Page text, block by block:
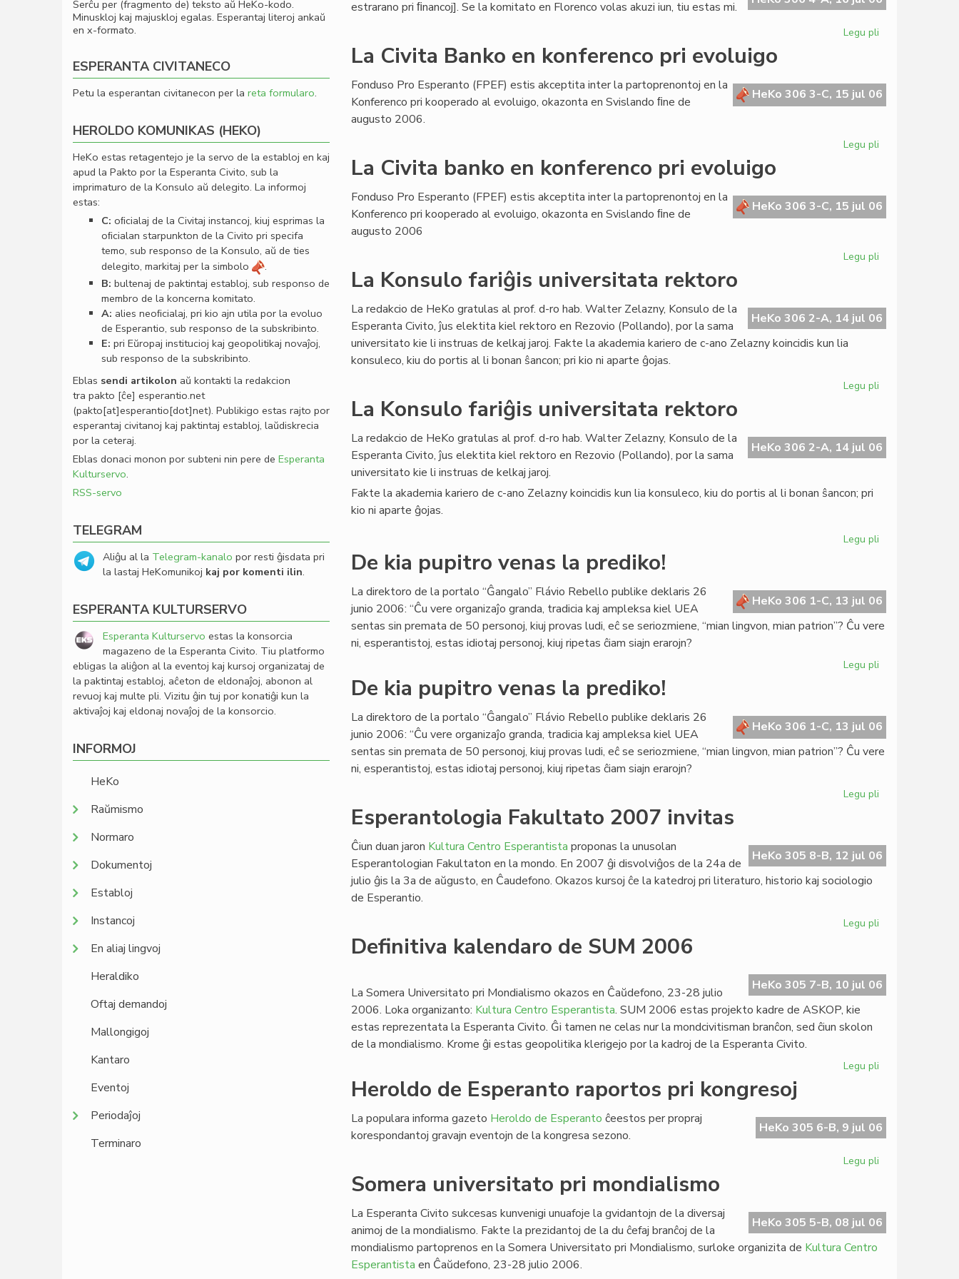
estrarano pri ﬁnancoj]. Se la komitato en Florenco volas akuzi iun, tiu estas mi.
Legu pli
pri
milda
La Civita Banko en konferenco pri evoluigo
HeKo 306 3-C, 15 jul 06
Fonduso Pro Esperanto (FPEF) estis akceptita inter la partoprenontoj en la
Konferenco pri kooperado al evoluigo, okazonta en Svislando ﬁne de
augusto 2006.
Legu pli
en
konferenco
La Civita banko en konferenco pri evoluigo
HeKo 306 3-C, 15 jul 06
Fonduso Pro Esperanto (FPEF) estis akceptita inter la partoprenontoj en la
Konferenco pri kooperado al evoluigo, okazonta en Svislando ﬁne de
augusto 2006
Legu pli
en
konferenco
La Konsulo fariĝis universitata rektoro
HeKo 306 2-A, 14 jul 06
La redakcio de HeKo gratulas al prof. d-ro hab. Walter Zelazny, Konsulo de la
Esperanta Civito, ĵus elektita kiel rektoro en Rezovio (Pollando), por la sama
universitato kie li instruas de kelkaj jaroj. Fakte la akademia kariero de c-ano Zelazny koincidis kun lia
konsuleco, kiu do portis al li bonan ŝancon; pri kio ni aparte ĝojas.
Legu pli
universitata
rektoro
La Konsulo fariĝis universitata rektoro
HeKo 306 2-A, 14 jul 06
La redakcio de HeKo gratulas al prof. d-ro hab. Walter Zelazny, Konsulo de la
Esperanta Civito, ĵus elektita kiel rektoro en Rezovio (Pollando), por la sama
universitato kie li instruas de kelkaj jaroj.
Fakte la akademia kariero de c-ano Zelazny koincidis kun lia konsuleco, kiu do portis al li bonan ŝancon; pri
kio ni aparte ĝojas.
Legu pli
universitata
rektoro
De kia pupitro venas la prediko!
HeKo 306 1-C, 13 jul 06
La direktoro de la portalo “Ĝangalo” Flávio Rebello publike deklaris 26
junio 2006: “Ĉu vere organizaĵo granda, tradicia kaj ampleksa kiel UEA
sentas sin premata de 50 personoj, kiuj provas ludi, eĉ se seriozmiene, “mian lingvon, mian patrion”? Ĉu vere
ni, esperantistoj, estas idiotaj personoj, kiuj ripetas ĉiam siajn erarojn?
Legu pli
venas
la
prediko!
De kia pupitro venas la prediko!
HeKo 306 1-C, 13 jul 06
La direktoro de la portalo “Ĝangalo” Flávio Rebello publike deklaris 26
junio 2006: “Ĉu vere organizaĵo granda, tradicia kaj ampleksa kiel UEA
sentas sin premata de 50 personoj, kiuj provas ludi, eĉ se seriozmiene, “mian lingvon, mian patrion”? Ĉu vere
ni, esperantistoj, estas idiotaj personoj, kiuj ripetas ĉiam siajn erarojn?
Legu pli
venas
la
Esperantologia Fakultato 2007 invitas
HeKo 305 8-B, 12 jul 06
Ĉiun duan jaron Kultura Centro Esperantista proponas la unusolan
Esperantologian Fakultaton en la mondo. En 2007 ĝi disvolviĝos de la 24a de
julio ĝis la 3a de aŭgusto, en Ĉaudefono. Okazos kursoj ĉe la katedroj pri literaturo, historio kaj sociologio
de Esperantio.
Legu pli
invitas
Definitiva kalendaro de SUM 2006
HeKo 305 7-B, 10 jul 06
La Somera Universitato pri Mondialismo okazos en Ĉaŭdefono, 23-28 julio
2006. Loka organizanto: Kultura Centro Esperantista. SUM 2006 estas projekto kadre de ASKOP, kie
estas reprezentata la Esperanta Civito. Ĝi tamen ne celas nur la mondcivitisman branĉon, sed ĉiun skolon
de la mondialismo. Krome ĝi estas geopolitika klerigejo por la kadroj de la Esperanta Civito.
Legu pli
SUM
2006
Heroldo de Esperanto raportos pri kongresoj
HeKo 305 6-B, 9 jul 06
La populara informa gazeto Heroldo de Esperanto ĉeestos per propraj
korespondantoj gravajn eventojn de la kongresa sezono.
Legu pli
raportos
pri
Somera universitato pri mondialismo
HeKo 305 5-B, 08 jul 06
La Esperanta Civito sukcesas kunvenigi unuafoje la gvidantojn de la diversaj
animoj de la mondialismo. Fakte la prezidantoj de la du ĉefaj branĉoj de la
mondialismo partoprenos en la Somera Universitato pri Mondialismo, surloke organizita de Kultura Centro
Esperantista en Ĉaŭdefono, 23-28 julio 2006.
Serĉu per (fragmento de) teksto aŭ HeKo-kodo.
Minuskloj kaj majuskloj egalas. Esperantaj literoj ankaŭ
en x-formato.
ESPERANTA CIVITANECO
Petu la esperantan civitanecon per la reta formularo.
HEROLDO KOMUNIKAS (HEKO)
HeKo estas retagentejo je la servo de la establoj en kaj
apud la Pakto por la Esperanta Civito, sub la
imprimaturo de la Konsulo aŭ delegito. La informoj
estas:
C: oﬁcialaj de la Civitaj instancoj, kiuj esprimas la
oﬁcialan starpunkton de la Civito pri specifa
temo, sub responso de la Konsulo, aŭ de ties
delegito, markitaj per la simbolo
.
B: bultenaj de paktintaj establoj, sub responso de
membro de la koncerna komitato.
A: alies neoﬁcialaj, pri kio ajn utila por la evoluo
de Esperantio, sub responso de la subskribinto.
E: pri Eŭropaj institucioj kaj geopolitikaj novaĵoj,
sub responso de la subskribinto.
Eblas sendi artikolon aŭ kontakti la redakcion
tra pakto [ĉe] esperantio.net
(pakto[at]esperantio[dot]net). Publikigo estas rajto por
esperantaj civitanoj kaj paktintaj establoj, laŭdiskrecia
por la ceteraj.
Eblas donaci monon por subteni nin pere de Esperanta
Kulturservo.
RSS-servo
TELEGRAM
Aliĝu al la Telegram-kanalo por resti ĝisdata pri
la lastaj HeKomunikoj kaj por komenti ilin.
ESPERANTA KULTURSERVO
Esperanta Kulturservo estas la konsorcia
magazeno de la Esperanta Civito. Tiu platformo
ebligas la aliĝon al la eventoj kaj kursoj organizataj de
la paktintaj establoj, aĉeton de eldonaĵoj, abonon al
revuoj kaj multe pli. Vizitu ĝin tuj por konatiĝi kun la
aktivaĵoj kaj eldonaj novaĵoj de la konsorcio.
INFORMOJ
HeKo
Raŭmismo
Normaro
Dokumentoj
Establoj
Instancoj
En aliaj lingvoj
Heraldiko
Oftaj demandoj
Mallongigoj
Kantaro
Eventoj
Periodaĵoj
Terminaro